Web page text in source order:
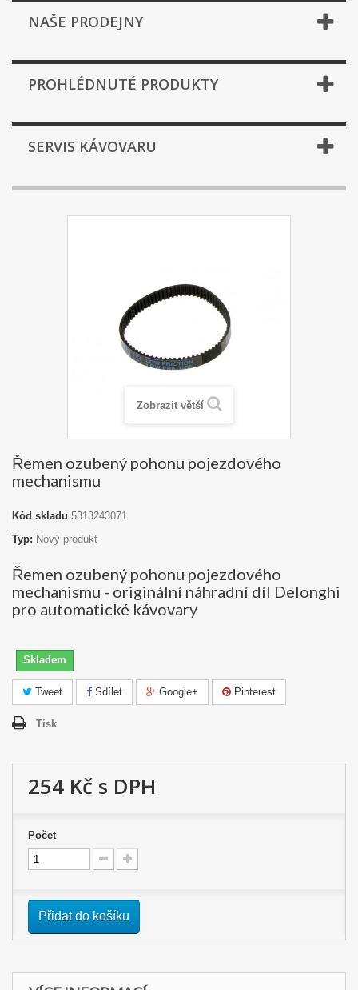
NAŠE PRODEJNY
PROHLÉDNUTÉ PRODUKTY
SERVIS KÁVOVARU
Zobrazit větší
Řemen ozubený pohonu pojezdového
mechanismu
Kód skladu 5313243071
Typ: Nový produkt
Řemen ozubený pohonu pojezdového
mechanismu - originální náhradní díl Delonghi
pro automatické kávovary
Skladem
Tweet Sdílet Google+ Pinterest
Tisk
254 Kč s DPH
Počet
Přidat do košíku